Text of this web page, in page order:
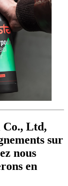
Co., Ltd,
sur
nous
en